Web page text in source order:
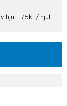
hjul +75kr / hjul